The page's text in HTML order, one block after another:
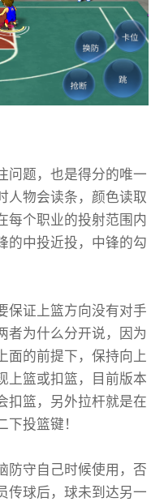
问题，也是得分的唯一
人物会读条，颜色读取
每个职业的投射范围内
的中投近投，中锋的勾
保证上篮方向没有对手
者为什么分开说，因为
面的前提下，保持向上
上篮或扣篮，目前版本
扣篮，另外拉杆就是在
投篮键！
防守自己时候使用，否
传球后，球未到达另一